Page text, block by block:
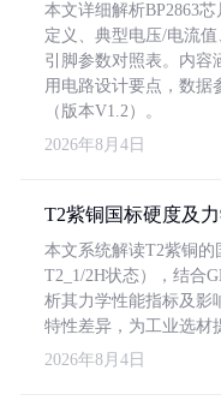
本文详细解析BP2863
定义、典型电压/电流
引脚参数对照表。内容
用电路设计要点，数据
（版本V1.2）。
2026年8月4日
T2紫铜国标硬度及
本文系统解读T2紫铜的
T2_1/2H状态），结合
析其力学性能指标及影
特性差异，为工业选材
2026年8月4日